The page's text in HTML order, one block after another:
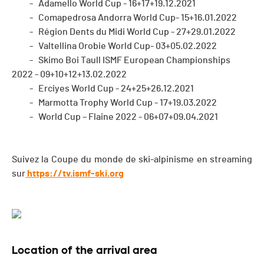
- Adamello World Cup - 16+17+19.12.2021
- Comapedrosa Andorra World Cup- 15+16.01.2022
- Région Dents du Midi World Cup - 27+29.01.2022
- Valtellina Orobie World Cup- 03+05.02.2022
- Skimo Boi Taull ISMF European Championships
2022 - 09+10+12+13.02.2022
- Erciyes World Cup - 24+25+26.12.2021
- Marmotta Trophy World Cup - 17+19.03.2022
- World Cup – Flaine 2022 - 06+07+09.04.2021
Suivez la Coupe du monde de ski-alpinisme en streaming
sur https://tv.ismf-ski.org
Location of the arrival area